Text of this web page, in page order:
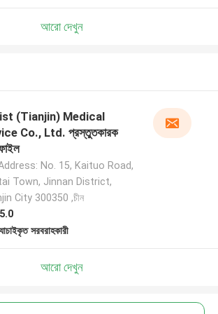
আরো দেখুন
(Tianjin) Medical
Co., Ltd. প্রস্তুতকারক
No. 15, Kaituo Road,
Town, Jinnan District,
City 300350 ,চীন
5.0
যাচাইকৃত সরবরাহকারী
আরো দেখুন